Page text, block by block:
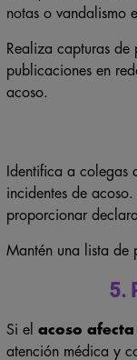
notas o vandalismo
Realiza capturas de
publicaciones en
acoso.
Identifica a colegas
incidentes de acoso.
proporcionar
Mantén una lista de
5.
Si el acoso
atención médica y